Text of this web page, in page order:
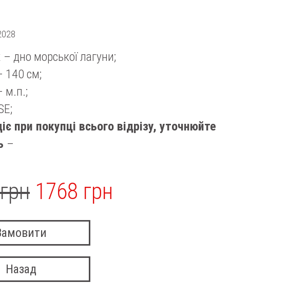
– дно морської лагуни;
140 см;
м.п.;
при покупці всього відрізу, уточнюйте
–
1768 грн
Назад